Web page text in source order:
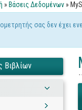
» Βάσεις Δεδομένων »
σας δεν έχει
Βιβλίων